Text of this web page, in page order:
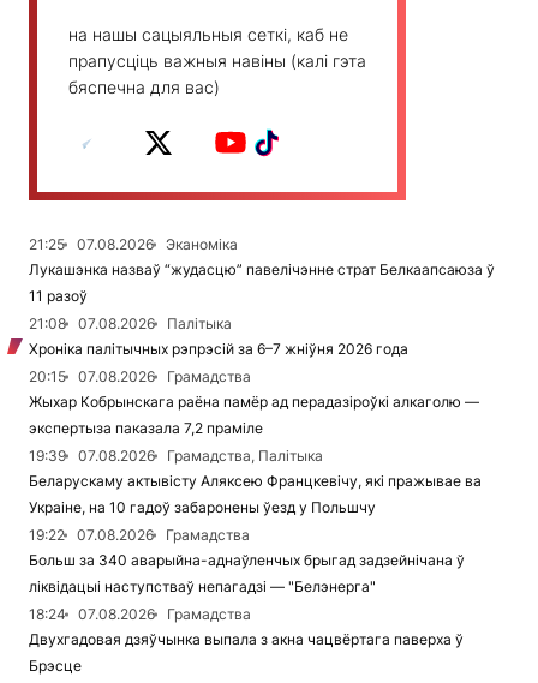
на нашы сацыяльныя сеткі, каб не
прапусціць важныя навіны (калі гэта
бяспечна для вас)
21:25 07.08.2026
Эканоміка
Лукашэнка назваў “жудасцю” павелічэнне страт Белкаапсаюза ў
11 разоў
21:08
07.08.2026
Палітыка
Хроніка палітычных рэпрэсій за 6–7 жніўня 2026 года
20:15
07.08.2026
Грамадства
Жыхар Кобрынскага раёна памёр ад перадазіроўкі алкаголю —
экспертыза паказала 7,2 праміле
19:39
07.08.2026
Грамадства, Палітыка
Беларускаму актывісту Аляксею Францкевічу, які пражывае ва
Украіне, на 10 гадоў забаронены ўезд у Польшчу
19:22
07.08.2026
Грамадства
Больш за 340 аварыйна-аднаўленчых брыгад задзейнічана ў
ліквідацыі наступстваў непагадзі — "Белэнерга"
18:24
07.08.2026
Грамадства
Двухгадовая дзяўчынка выпала з акна чацвёртага паверха ў
Брэсце